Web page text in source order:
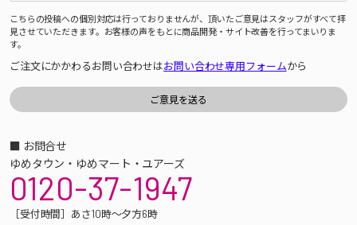
こちらの投稿への個別対応は行っておりませんが、頂いたご意見はスタッフがすべて拝
見させていただきます。お客様の声をもとに商品開発・サイト改善を行ってまいりま
す。
ご注文にかかわるお問い合わせはお問い合わせ専用フォームから
■ お問合せ
ゆめタウン・ゆめマート・ユアーズ
0120-37-1947
［受付時間］あさ10時～夕方6時